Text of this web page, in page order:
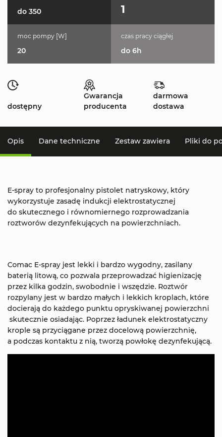
do 350 1
moc pompy [W]
20
czas pracy ciągłej
do 6h
dostępny
Gwarancja
producenta
darmowa
dostawa
Opis Dane techniczne Zestaw zawiera Pliki do
E-spray to profesjonalny pistolet natryskowy, który
wykorzystuje zasadę indukcji elektrostatycznej
do skutecznego i równomiernego rozprowadzania
roztworów dezynfekujących na powierzchniach.
Comac E-spray jest lekki i bardzo wygodny, zasilany
baterią litową, co pozwala przeprowadzać higienizację
przez kilka godzin, swobodnie i wszędzie. Roztwór
rozpylany jest w bardzo małych i lekkich kroplach, które
docierają do każdego punktu opryskiwanej powierzchni
skutecznie osiadając. Poprzez ładunek elektrostatyczny
krople są przyciągane przez docelową powierzchnię,
a podczas kontaktu z nią, tworzą powłokę dezynfekującą.